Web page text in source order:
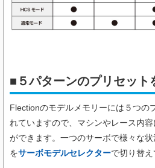
■ ５パターンのプリセット
Flectionのモデルメモリーには５つの
れていますので、マシンやレース内
ができます。一つのサーボで様々な
をサーボモデルセレクターで切り替え